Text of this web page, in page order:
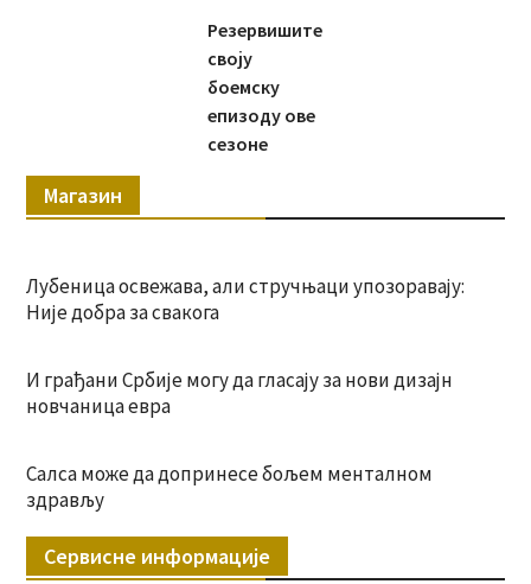
Резервишите
своју
боемску
епизоду ове
сезоне
Магазин
Лубеница освежава, али стручњаци упозоравају:
Није добра за свакога
И грађани Србије могу да гласају за нови дизајн
новчаница евра
Салса може да допринесе бољем менталном
здрављу
Сервисне информације